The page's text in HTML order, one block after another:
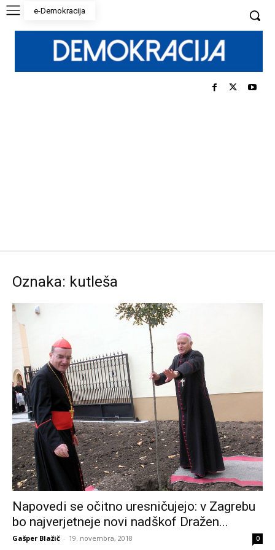
e-Demokracija
Oznaka: kutleša
Napovedi se očitno uresničujejo: v Zagrebu
bo najverjetneje novi nadškof Dražen...
Gašper Blažič - 19. novembra, 2018 0